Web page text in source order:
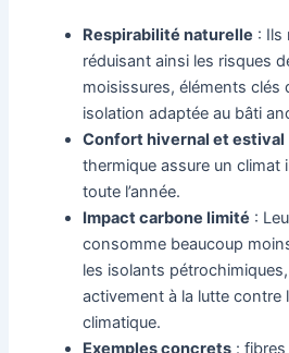
Respirabilité naturelle : Ils
réduisant ainsi les risques
moisissures, éléments clés
isolation adaptée au bâti
Confort hivernal et estival
thermique assure un climat
toute l’année.
Impact carbone limité :
consomme beaucoup
les isolants
activement à la lutte contre
climatique.
Exemples concrets :